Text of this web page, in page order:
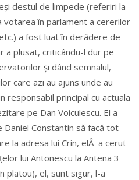
destul de limpede (referiri la
votarea în parlament a cererilor
a fost luat în derâdere de
a plusat, criticându-l dur pe
și dând semnalul,
care azi au ajuns unde au
responsabil principal cu actuala
pe Dan Voiculescu. El a
Daniel Constantin să facă tot
la adresa lui Crin, elÂ a cerut
lui Antonescu la Antena 3
platou), el, sunt sigur, l-a